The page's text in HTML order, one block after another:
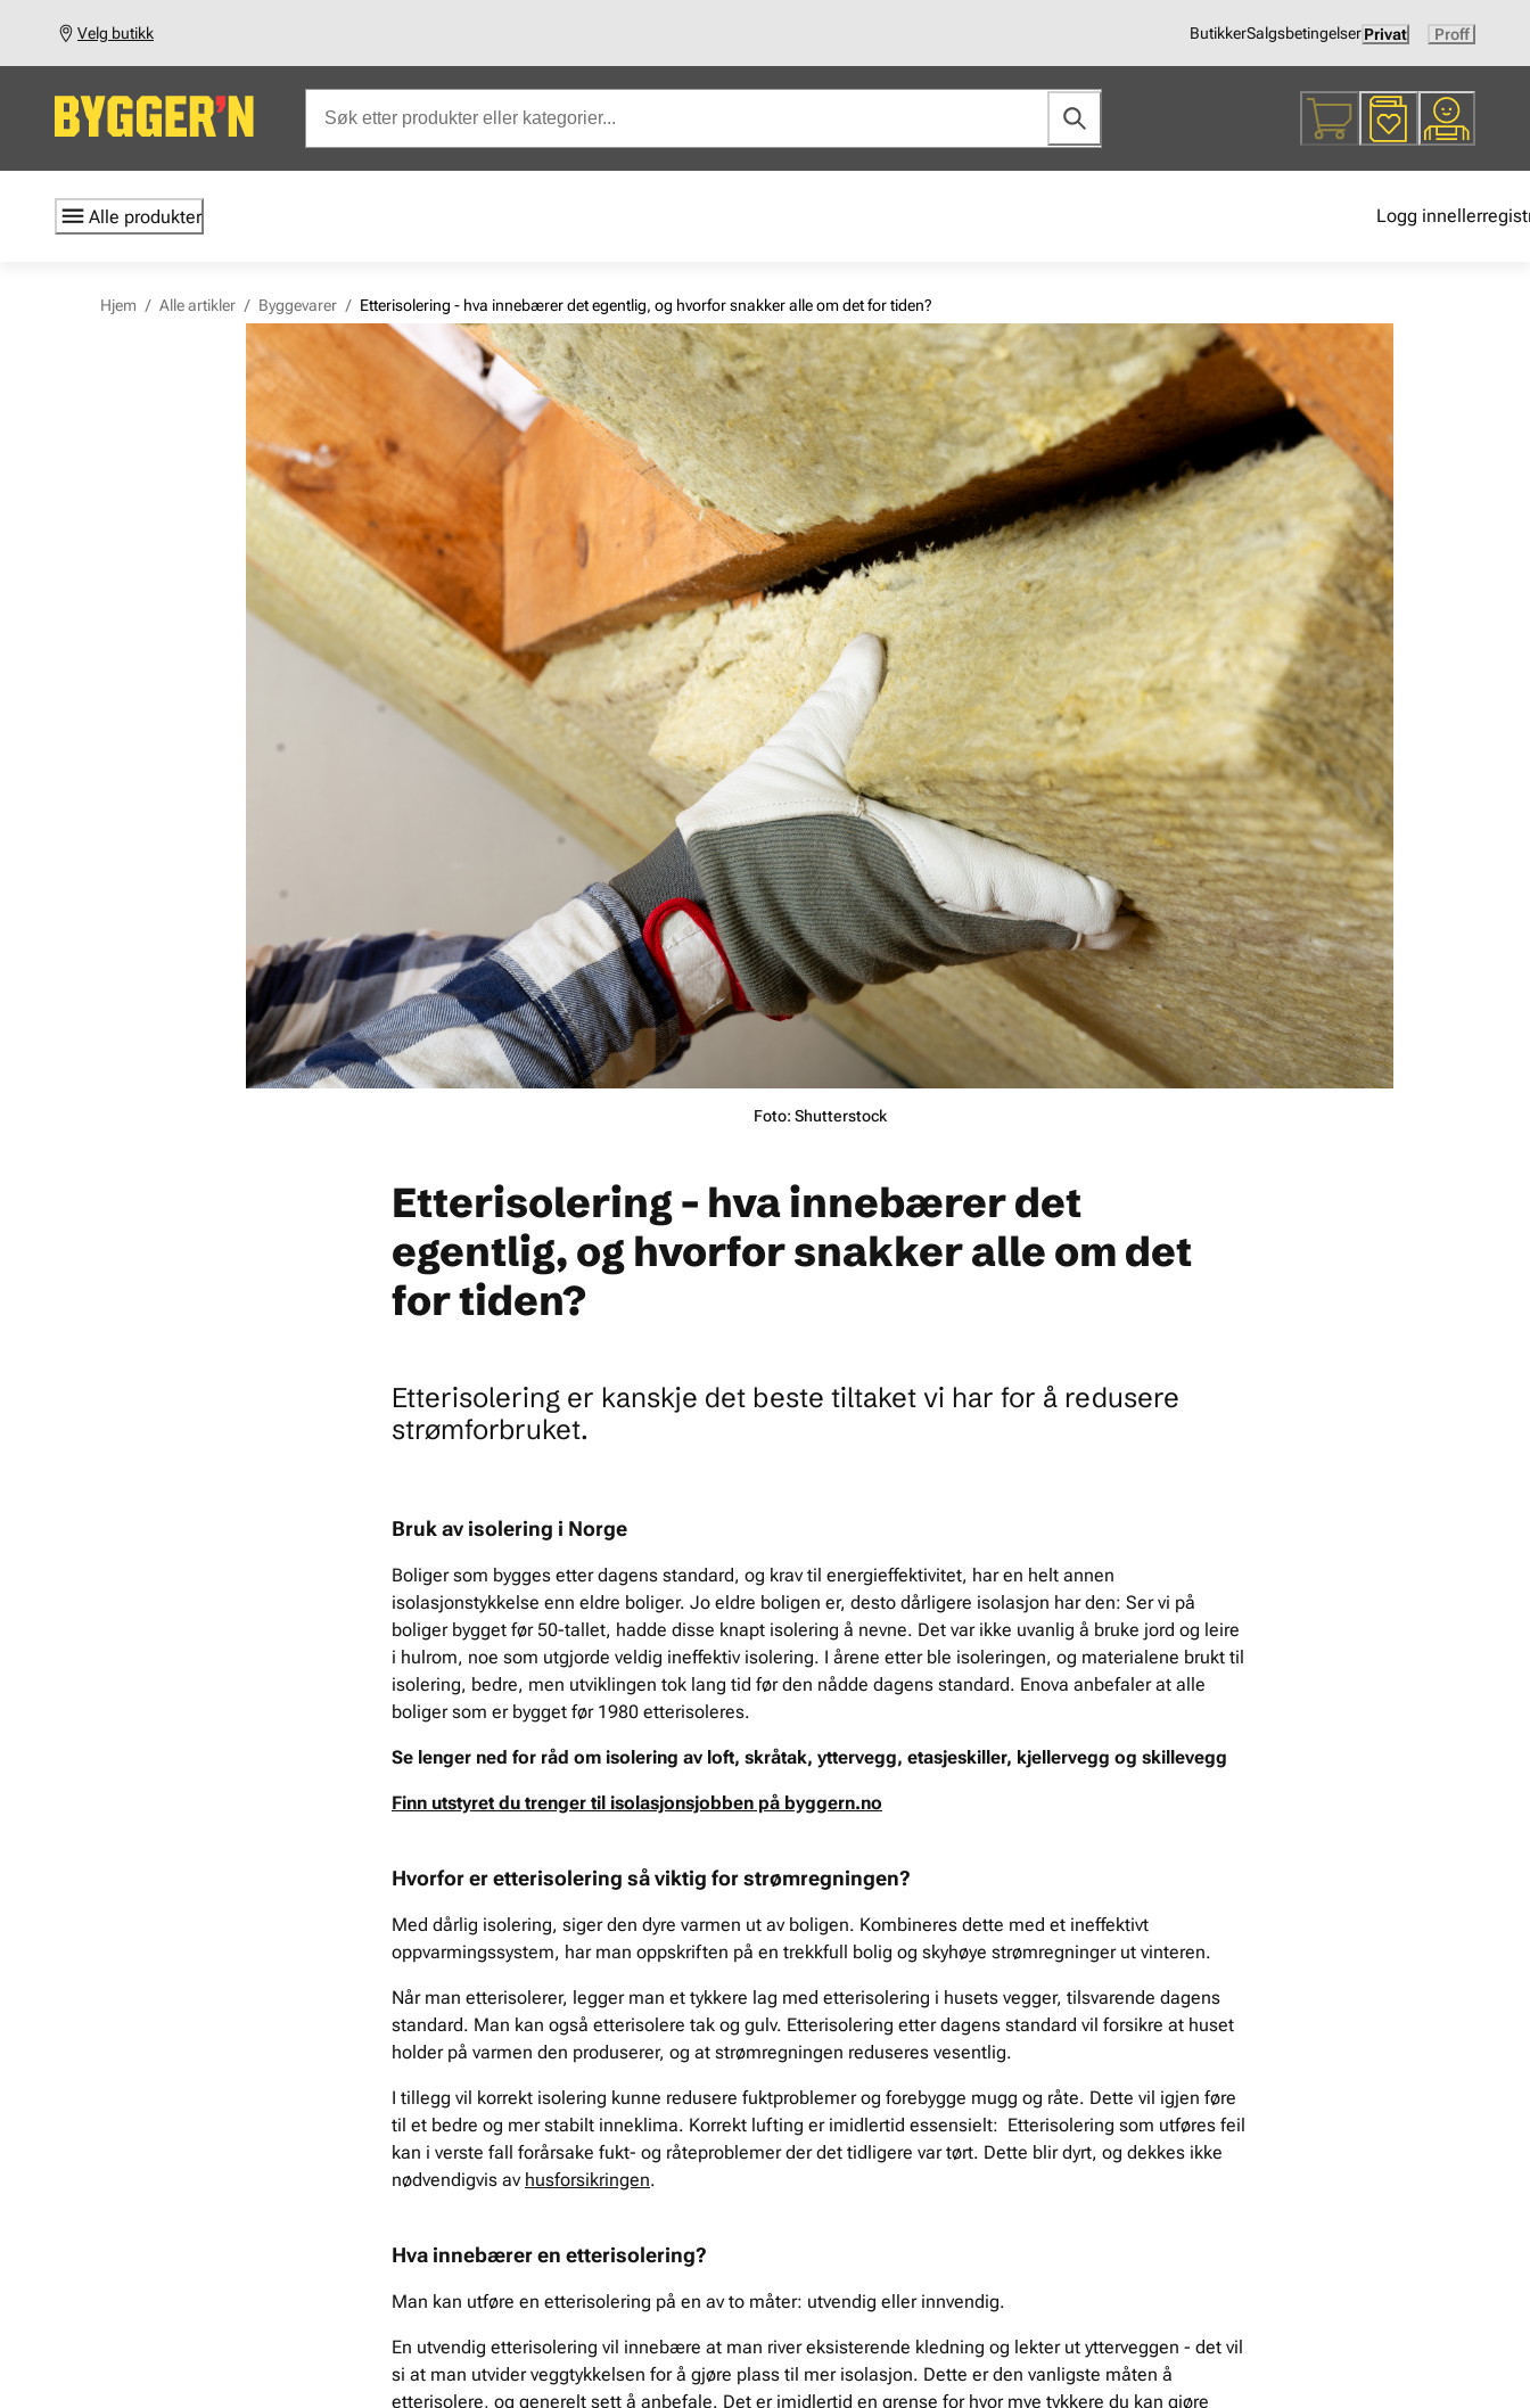
Velg butikk ButikkerSalgsbetingelserPrivat Proff
Alle produkter Logg inneller
Hjem / Alle artikler / Byggevarer / Etterisolering - hva innebærer det egentlig, og hvorfor snakker alle om det for tiden?
Foto: Shutterstock
Etterisolering - hva innebærer det
egentlig, og hvorfor snakker alle om det
for tiden?
Etterisolering er kanskje det beste tiltaket vi har for å redusere
strømforbruket.
Bruk av isolering i Norge
Boliger som bygges etter dagens standard, og krav til energieffektivitet, har en helt annen
isolasjonstykkelse enn eldre boliger. Jo eldre boligen er, desto dårligere isolasjon har den: Ser vi på
boliger bygget før 50-tallet, hadde disse knapt isolering å nevne. Det var ikke uvanlig å bruke jord og leire
i hulrom, noe som utgjorde veldig ineffektiv isolering. I årene etter ble isoleringen, og materialene brukt til
isolering, bedre, men utviklingen tok lang tid før den nådde dagens standard. Enova anbefaler at alle
boliger som er bygget før 1980 etterisoleres.
Se lenger ned for råd om isolering av loft, skråtak, yttervegg, etasjeskiller, kjellervegg og skillevegg
Finn utstyret du trenger til isolasjonsjobben på byggern.no
Hvorfor er etterisolering så viktig for strømregningen?
Med dårlig isolering, siger den dyre varmen ut av boligen. Kombineres dette med et ineffektivt
oppvarmingssystem, har man oppskriften på en trekkfull bolig og skyhøye strømregninger ut vinteren.
Når man etterisolerer, legger man et tykkere lag med etterisolering i husets vegger, tilsvarende dagens
standard. Man kan også etterisolere tak og gulv. Etterisolering etter dagens standard vil forsikre at huset
holder på varmen den produserer, og at strømregningen reduseres vesentlig.
I tillegg vil korrekt isolering kunne redusere fuktproblemer og forebygge mugg og råte. Dette vil igjen føre
til et bedre og mer stabilt inneklima. Korrekt lufting er imidlertid essensielt: Etterisolering som utføres feil
kan i verste fall forårsake fukt- og råteproblemer der det tidligere var tørt. Dette blir dyrt, og dekkes ikke
nødvendigvis av husforsikringen.
Hva innebærer en etterisolering?
Man kan utføre en etterisolering på en av to måter: utvendig eller innvendig.
En utvendig etterisolering vil innebære at man river eksisterende kledning og lekter ut ytterveggen - det vil
si at man utvider veggtykkelsen for å gjøre plass til mer isolasjon. Dette er den vanligste måten å
etterisolere, og generelt sett å anbefale. Det er imidlertid en grense for hvor mye tykkere du kan gjøre